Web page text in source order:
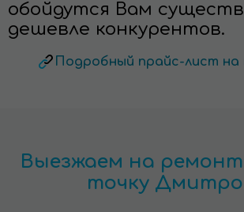
обойдутся Вам
дешевле конкурентов.
Подробный прайс-лист на
Выезжаем на
точку